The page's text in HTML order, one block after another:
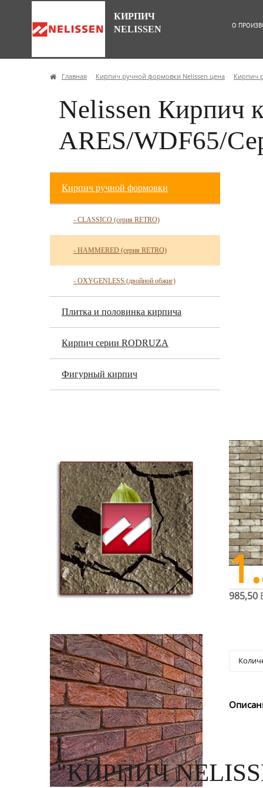
КИРПИЧ
NELISSEN
О
Главная Кирпич ручной формовки Nelissen цена Кирпич
Nelissen Кирпич
ARES/WDF65/
Кирпич ручной формовки
- CLASSICO (серия RETRO)
- HAMMERED (серия RETRO)
- OXYGENLESS (двойной обжиг)
Плитка и половинка кирпича
Кирпич серии RODRUZA
Фигурный кирпич
985,50
"КИРПИЧ